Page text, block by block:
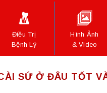
Điều Trị
Bệnh Lý
Hình Ảnh
& Video
SỨ Ở ĐÂU TỐT